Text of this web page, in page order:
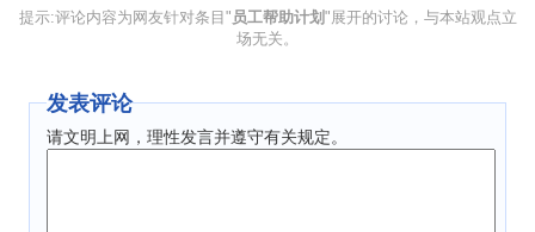
员工帮助计划的特点
保密性：专业的EAP咨询机构恪守职业道德的要求，
不得向任何人泄露资料，老板和员工都不必担心自己
提示:评论内容为网友针对条目" 员工帮助计划 "展开的讨论，与本站观点立
场无关。
发表评论
请文明上网，理性发言并遵守有关规定。